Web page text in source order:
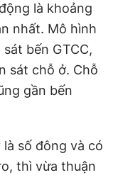
là khoảng
nhất. Mô hình
bến GTCC,
sát chỗ ở. Chỗ
gần bến
số đông và có
thì vừa thuận